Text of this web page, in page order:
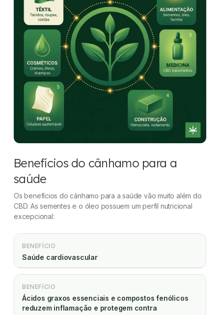
Benefícios do cânhamo para a
saúde
Os benefícios do cânhamo para a saúde vão muito além do
CBD. As sementes e o óleo possuem um perfil nutricional
excepcional:
BENEFÍCIO
Saúde cardiovascular
BENEFÍCIO
Ácidos graxos essenciais e compostos fenólicos
reduzem inflamação e protegem contra